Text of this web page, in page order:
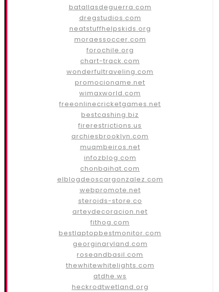
batallasdeguerra.com
dregstudios.com
neatstuffhelpskids.org
moraessoccer.com
forochile.org
chart-track.com
wonderfultraveling.com
promocioname.net
wimaxworld.com
freeonlinecricketgames.net
bestcashing.biz
firerestrictions.us
archiesbrooklyn.com
muambeiros.net
infozblog.com
chonbaihat.com
elblogdeoscargonzalez.com
webpromote.net
steroids-store.co
arteydecoracion.net
fithog.com
bestlaptopbestmonitor.com
georginaryland.com
roseandbasil.com
thewhitewhitelights.com
atdhe.ws
heckrodtwetland.org